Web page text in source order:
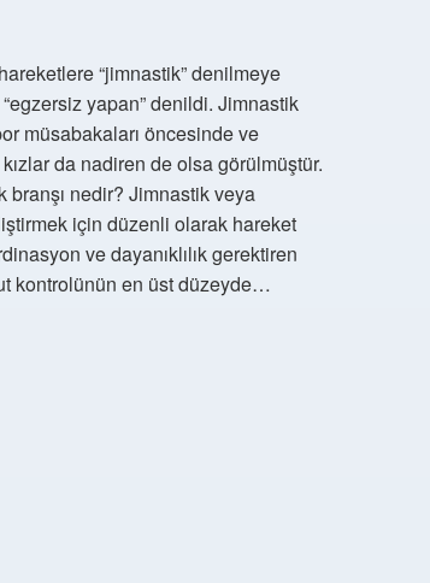
“jimnastik” denilmeye
yapan” denildi. Jimnastik
müsabakaları öncesinde ve
da nadiren de olsa görülmüştür.
nedir? Jimnastik veya
için düzenli olarak hareket
ve dayanıklılık gerektiren
kontrolünün en üst düzeyde…